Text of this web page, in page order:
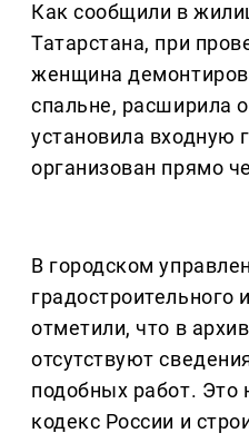
Как сообщили в
Татарстана, при
женщина
спальне, расширила
установила входную
организован прямо
В городском
градостроительного
отметили, что в
отсутствуют
подобных работ.
кодекс России и